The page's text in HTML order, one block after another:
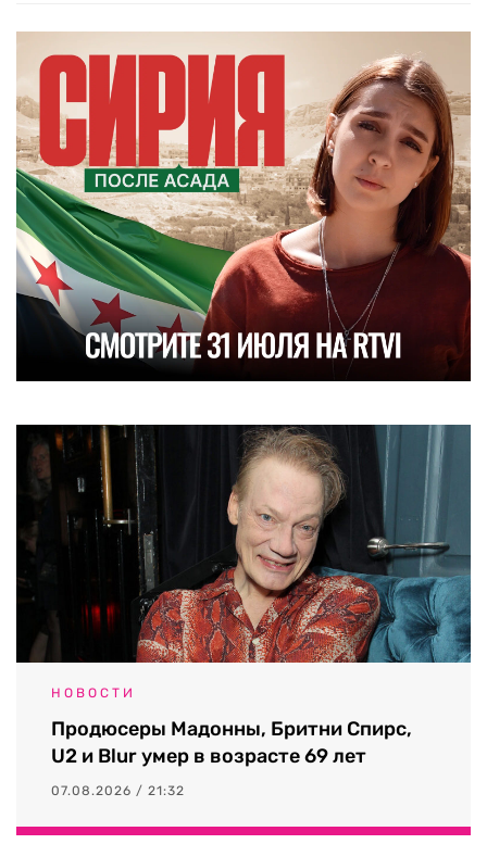
НОВОСТИ
Продюсеры Мадонны, Бритни Спирс,
U2 и Blur умер в возрасте 69 лет
07.08.2026 / 21:32